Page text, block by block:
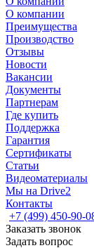
О компании
Преимущества
Производство
Отзывы
Новости
Вакансии
Документы
Партнерам
Где купить
Поддержка
Гарантия
Сертификаты
Статьи
Видеоматериалы
Мы на Drive2
Контакты
+7 (499) 450-90-
Заказать звонок
Задать вопрос